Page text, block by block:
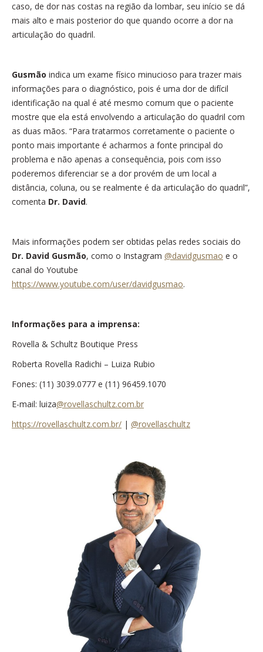
caso, de dor nas costas na região da lombar, seu início se dá
mais alto e mais posterior do que quando ocorre a dor na
articulação do quadril.
Gusmão indica um exame físico minucioso para trazer mais
informações para o diagnóstico, pois é uma dor de difícil
identificação na qual é até mesmo comum que o paciente
mostre que ela está envolvendo a articulação do quadril com
as duas mãos. “Para tratarmos corretamente o paciente o
ponto mais importante é acharmos a fonte principal do
problema e não apenas a consequência, pois com isso
poderemos diferenciar se a dor provém de um local a
distância, coluna, ou se realmente é da articulação do quadril”,
comenta Dr. David.
Mais informações podem ser obtidas pelas redes sociais do
Dr. David Gusmão, como o Instagram @davidgusmao e o
canal do Youtube
https://www.youtube.com/user/davidgusmao.
Informações para a imprensa:
Rovella & Schultz Boutique Press
Roberta Rovella Radichi – Luiza Rubio
Fones: (11) 3039.0777 e (11) 96459.1070
E-mail: luiza@rovellaschultz.com.br
https://rovellaschultz.com.br/ | @rovellaschultz